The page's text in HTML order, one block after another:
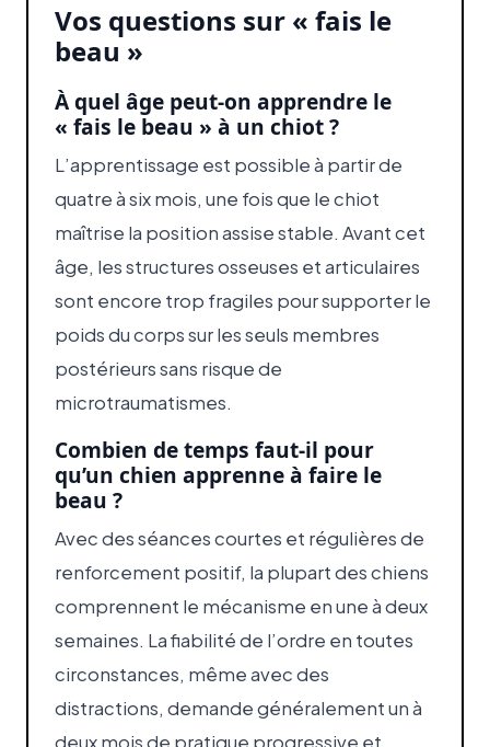
Vos questions sur « fais le
beau »
À quel âge peut-on apprendre le
« fais le beau » à un chiot ?
L’apprentissage est possible à partir de
quatre à six mois, une fois que le chiot
maîtrise la position assise stable. Avant cet
âge, les structures osseuses et articulaires
sont encore trop fragiles pour supporter le
poids du corps sur les seuls membres
postérieurs sans risque de
microtraumatismes.
Combien de temps faut-il pour
qu’un chien apprenne à faire le
beau ?
Avec des séances courtes et régulières de
renforcement positif, la plupart des chiens
comprennent le mécanisme en une à deux
semaines. La fiabilité de l’ordre en toutes
circonstances, même avec des
distractions, demande généralement un à
deux mois de pratique progressive et